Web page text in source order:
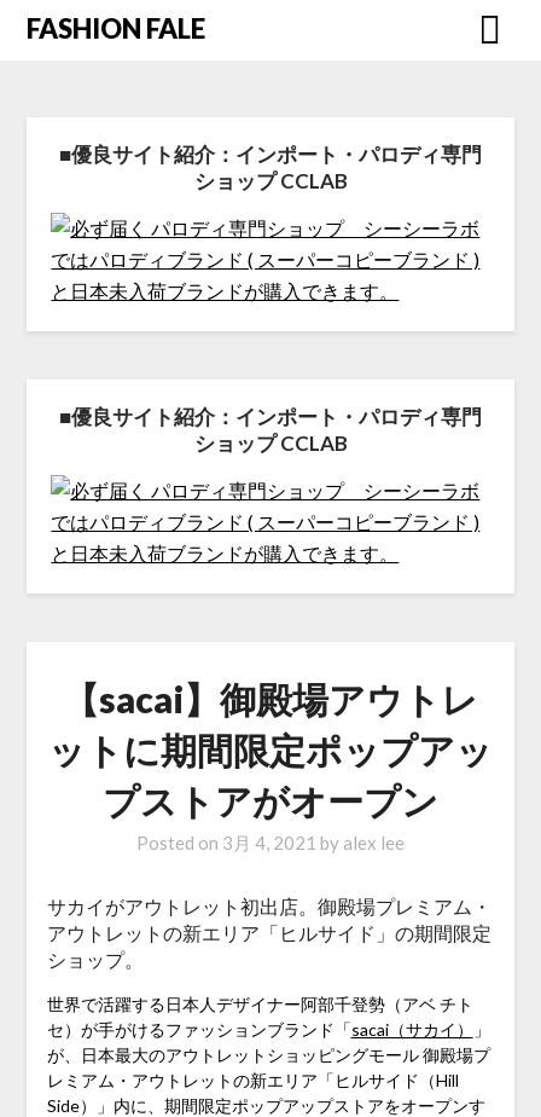
FASHION FALE
■優良サイト紹介：インポート・パロディ専門
ショップ CCLAB
■優良サイト紹介：インポート・パロディ専門
ショップ CCLAB
【sacai】御殿場アウトレ
ットに期間限定ポップアッ
プストアがオープン
Posted on 3月 4, 2021 by alex lee
サカイがアウトレット初出店。御殿場プレミアム・
アウトレットの新エリア「ヒルサイド」の期間限定
ショップ。
世界で活躍する日本人デザイナー阿部千登勢（アベ チト
セ）が手がけるファッションブランド「sacai（サカイ）
」
が、日本最大のアウトレットショッピングモール 御殿場プ
レミアム・アウトレットの新エリア「ヒルサイド（Hill
Side）」内に、期間限定ポップアップストアをオープンす